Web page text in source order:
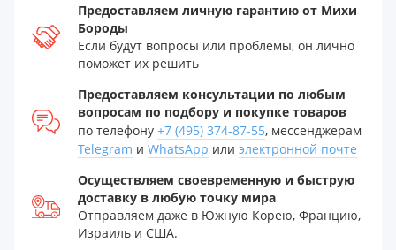
Предоставляем личную гарантию от Михи
Бороды
Если будут вопросы или проблемы, он лично
поможет их решить
Предоставляем консультации по любым
вопросам по подбору и покупке товаров
по телефону +7 (495) 374-87-55, мессенджерам
Telegram и WhatsApp или электронной почте
Осуществляем своевременную и быструю
доставку в любую точку мира
Отправляем даже в Южную Корею, Францию,
Израиль и США.